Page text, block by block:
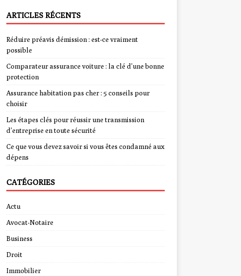
ARTICLES RÉCENTS
Réduire préavis démission : est-ce vraiment
possible
Comparateur assurance voiture : la clé d’une bonne
protection
Assurance habitation pas cher : 5 conseils pour
choisir
Les étapes clés pour réussir une transmission
d’entreprise en toute sécurité
Ce que vous devez savoir si vous êtes condamné aux
dépens
CATÉGORIES
Actu
Avocat-Notaire
Business
Droit
Immobilier